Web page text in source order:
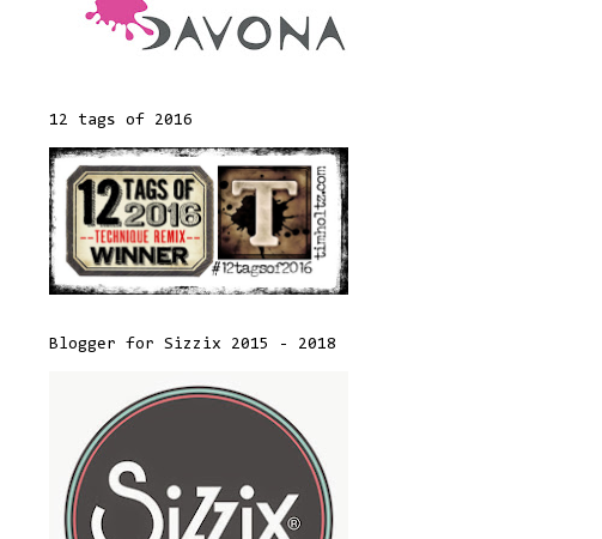
12 tags of 2016
Blogger for Sizzix 2015 - 2018